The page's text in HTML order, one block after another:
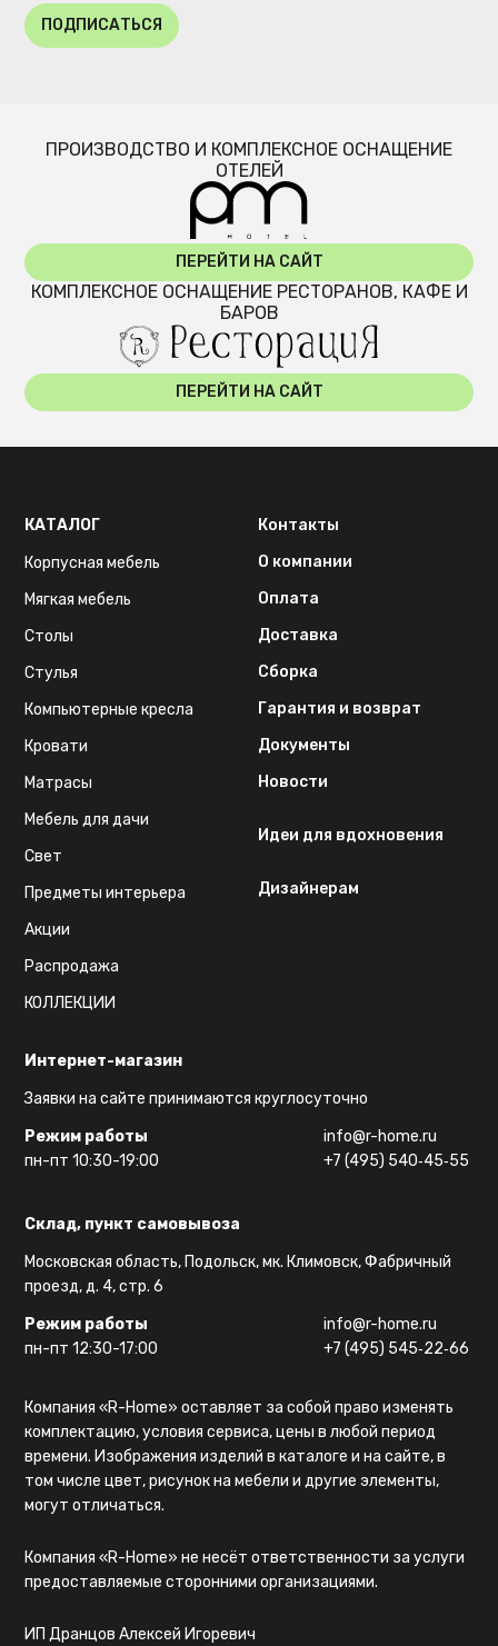
ПОДПИСАТЬСЯ
ПРОИЗВОДСТВО И КОМПЛЕКСНОЕ ОСНАЩЕНИЕ
ОТЕЛЕЙ
ПЕРЕЙТИ НА САЙТ
КОМПЛЕКСНОЕ ОСНАЩЕНИЕ РЕСТОРАНОВ, КАФЕ И
БАРОВ
ПЕРЕЙТИ НА САЙТ
Интернет-магазин
Заявки на сайте принимаются круглосуточно
Режим работы
пн-пт 10:30-19:00
info@r-home.ru
+7 (495) 540‑45‑55
Склад, пункт самовывоза
Московская область, Подольск, мк. Климовск, Фабричный
проезд, д. 4, стр. 6
Режим работы
пн-пт 12:30-17:00
info@r-home.ru
+7 (495) 545‑22‑66
КАТАЛОГ
Корпусная мебель
Мягкая мебель
Столы
Стулья
Компьютерные кресла
Кровати
Матрасы
Мебель для дачи
Свет
Предметы интерьера
Акции
Распродажа
КОЛЛЕКЦИИ
Контакты
О компании
Оплата
Доставка
Сборка
Гарантия и возврат
Документы
Новости
Идеи для вдохновения
Дизайнерам
Компания «R-Home» оставляет за собой право изменять
комплектацию, условия сервиса, цены в любой период
времени. Изображения изделий в каталоге и на сайте, в
том числе цвет, рисунок на мебели и другие элементы,
могут отличаться.
Компания «R-Home» не несёт ответственности за услуги
предоставляемые сторонними организациями.
ИП Дранцов Алексей Игоревич